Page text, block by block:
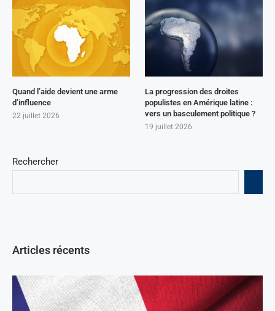
Rechercher
Articles récents
Quand l’aide devient une arme
d’influence
22 juillet 2026
La progression des droites
populistes en Amérique latine :
vers un basculement politique ?
19 juillet 2026